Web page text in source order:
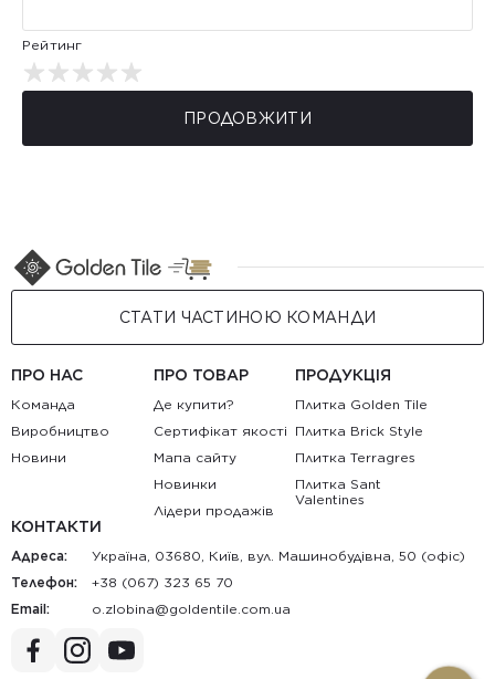
Рейтинг
ПРОДОВЖИТИ
СТАТИ ЧАСТИНОЮ КОМАНДИ
ПРО НАС
Команда
Виробництво
Новини
ПРО ТОВАР
Де купити?
Сертифікат якості
Мапа сайту
Новинки
Лідери продажів
ПРОДУКЦІЯ
Плитка Golden Tile
Плитка Brick Style
Плитка Terragres
Плитка Sant
Valentines
КОНТАКТИ
Адреса:
Україна, 03680, Київ, вул. Машинобудівна, 50 (офіс)
Телефон:
+38 (067) 323 65 70
Email:
au.moc.elitnedlog@anibolz.o